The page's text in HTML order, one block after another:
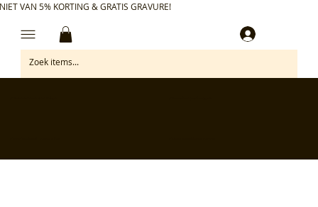
VAN 5% KORTING & GRATIS GRAVURE!